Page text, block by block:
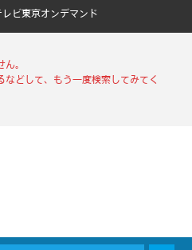
レビ東京オンデマンド
。
どして、もう一度検索してみてく